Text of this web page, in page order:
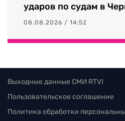
ударов по судам в
08.08.2026 / 14:52
Выходные данные СМИ RTVI
Пользовательское соглашение
Политика обработки